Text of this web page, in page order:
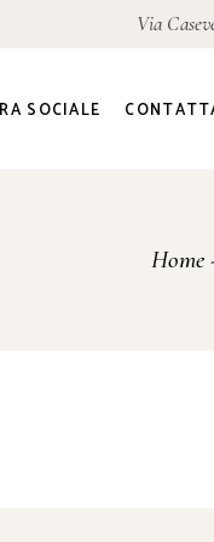
Via
SOCIALE
Home